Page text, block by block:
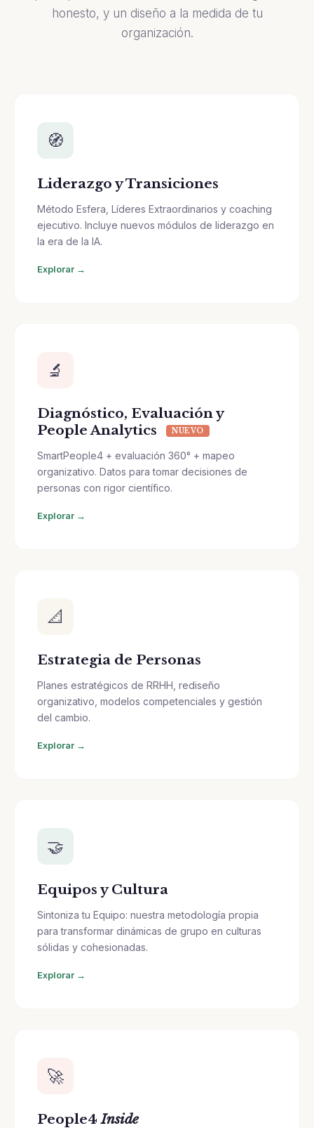
honesto, y un diseño a la medida de tu
organización.
🧭
Liderazgo y Transiciones
Método Esfera, Líderes Extraordinarios y coaching
ejecutivo. Incluye nuevos módulos de liderazgo en
la era de la IA.
Explorar →
🔬
Diagnóstico, Evaluación y
People Analytics
NUEVO
SmartPeople4 + evaluación 360° + mapeo
organizativo. Datos para tomar decisiones de
personas con rigor científico.
Explorar →
📐
Estrategia de Personas
Planes estratégicos de RRHH, rediseño
organizativo, modelos competenciales y gestión
del cambio.
Explorar →
🤝
Equipos y Cultura
Sintoniza tu Equipo: nuestra metodología propia
para transformar dinámicas de grupo en culturas
sólidas y cohesionadas.
Explorar →
🚀
People4Inside